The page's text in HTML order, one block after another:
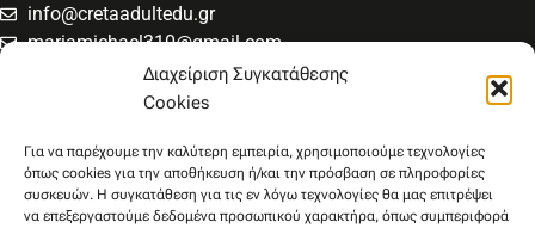
Διαχείριση Συγκατάθεσης
Cookies
Για να παρέχουμε την καλύτερη εμπειρία, χρησιμοποιούμε τεχνολογίες
όπως cookies για την αποθήκευση ή/και την πρόσβαση σε πληροφορίες
συσκευών. Η συγκατάθεση για τις εν λόγω τεχνολογίες θα μας επιτρέψει
να επεξεργαστούμε δεδομένα προσωπικού χαρακτήρα, όπως συμπεριφορά
info@cretaadultedu.gr
mariamichael310@gmail.com